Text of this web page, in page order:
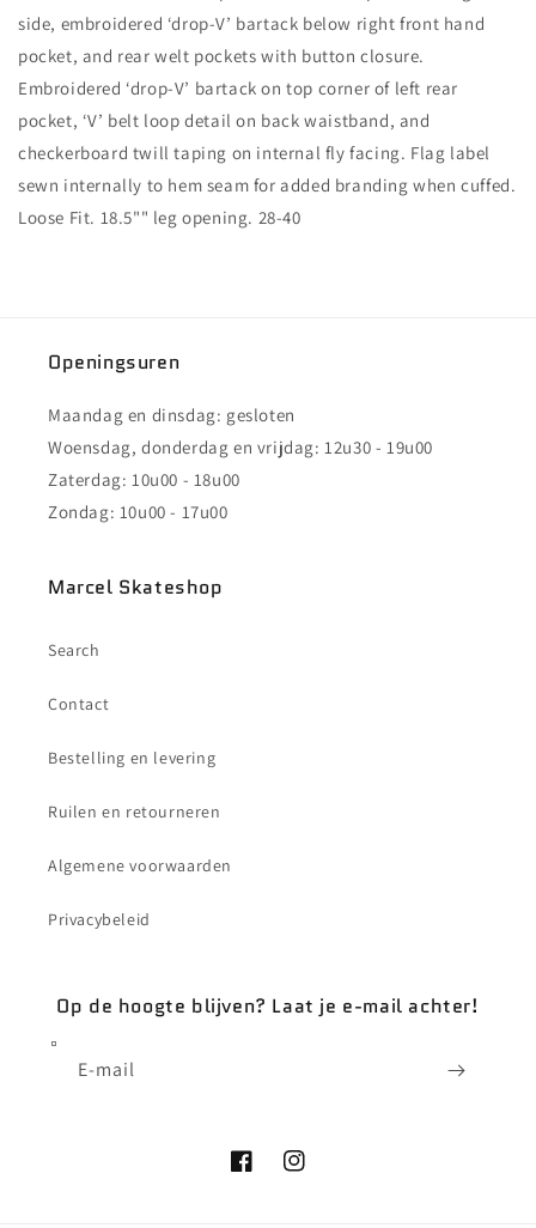
-
ASPHALT
-
ASPHALT
side, embroidered ‘drop-V’ bartack below right front hand
pocket, and rear welt pockets with button closure.
Embroidered ‘drop-V’ bartack on top corner of left rear
pocket, ‘V’ belt loop detail on back waistband, and
checkerboard twill taping on internal fly facing. Flag label
sewn internally to hem seam for added branding when cuffed.
Loose Fit. 18.5"" leg opening. 28-40
Openingsuren
Maandag en dinsdag: gesloten
Woensdag, donderdag en vrijdag: 12u30 - 19u00
Zaterdag: 10u00 - 18u00
Zondag: 10u00 - 17u00
Marcel Skateshop
Search
Contact
Bestelling en levering
Ruilen en retourneren
Algemene voorwaarden
Privacybeleid
Op de hoogte blijven? Laat je e-mail achter!
E‑mail
FacebookInstagram